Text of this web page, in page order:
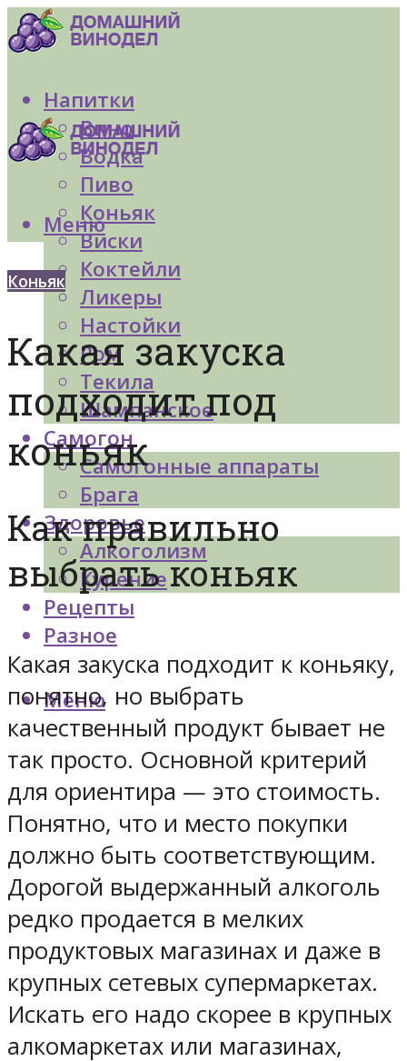
Напитки
Вино
Водка
Пиво
Коньяк
Виски
Коктейли
Ликеры
Настойки
Ром
Текила
Шампанское
Самогон
Самогонные аппараты
Брага
Здоровье
Алкоголизм
Курение
Рецепты
Разное
Меню
Меню
Коньяк
Какая закуска
подходит под
коньяк
Как правильно
выбрать коньяк
Какая закуска подходит к коньяку,
понятно, но выбрать
качественный продукт бывает не
так просто. Основной критерий
для ориентира — это стоимость.
Понятно, что и место покупки
должно быть соответствующим.
Дорогой выдержанный алкоголь
редко продается в мелких
продуктовых магазинах и даже в
крупных сетевых супермаркетах.
Искать его надо скорее в крупных
алкомаркетах или магазинах,